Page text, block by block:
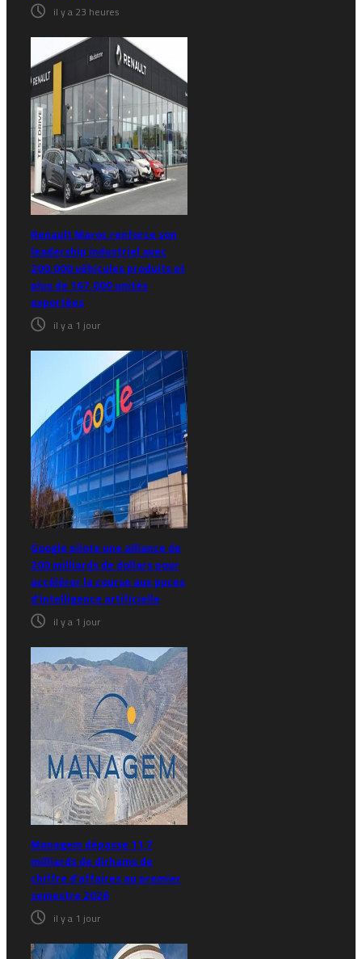
il y a 23 heures
Renault Maroc renforce son
leadership industriel avec
200.000 véhicules produits et
plus de 167.000 unités
exportées
il y a 1 jour
Google pilote une alliance de
200 milliards de dollars pour
accélérer la course aux puces
d’intelligence artificielle
il y a 1 jour
Managem dépasse 11,7
milliards de dirhams de
chiffre d’affaires au premier
semestre 2026
il y a 1 jour